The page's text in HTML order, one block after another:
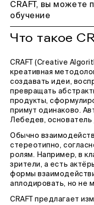
CRAFT, вы можете
обучение
Что такое
CRAFT (Creative
креативная
создавать идеи,
превращать
продукты,
примут одинаково.
Лебедев, основатель
Обычно
стереотипно,
ролям. Например, в
зрители, а есть
формы
аплодировать, но не
CRAFT предлагает